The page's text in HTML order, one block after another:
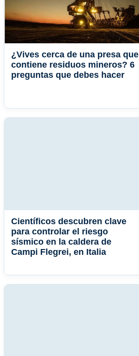
¿Vives cerca de una presa que
contiene residuos mineros? 6
preguntas que debes hacer
Científicos descubren clave
para controlar el riesgo
sísmico en la caldera de
Campi Flegrei, en Italia